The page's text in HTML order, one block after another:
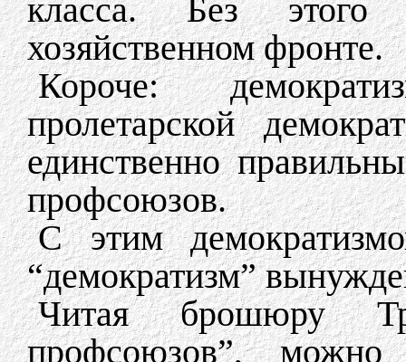
класса. Без этого
хозяйственном фронте.
Короче:
пролетарской
единственно
профсоюзов.
С этим
“демократизм”
Читая брошюру
профсоюзов”,